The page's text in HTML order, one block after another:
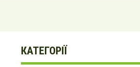
косметики
КАТЕГОРІЇ